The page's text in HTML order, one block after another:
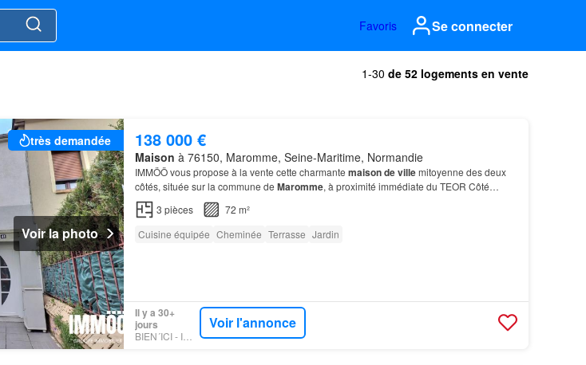
Favoris Se connecter
1-30 de 52 logements en vente
très demandée
Voir la photo
138 000 €
Maison à 76150, Maromme, Seine-Maritime, Normandie
IMMÖÖ vous propose à la vente cette charmante maison de villemitoyenne des deux
côtés, située sur la commune de Maromme, à proximité immédiate du TEOR Côté
extérieur, la
maison
3 pièces
72 m²
Cuisine équipée Cheminée Terrasse Jardin
Il y a 30+
jours
BIEN´ICI - IMMOO
Voir l'annonce